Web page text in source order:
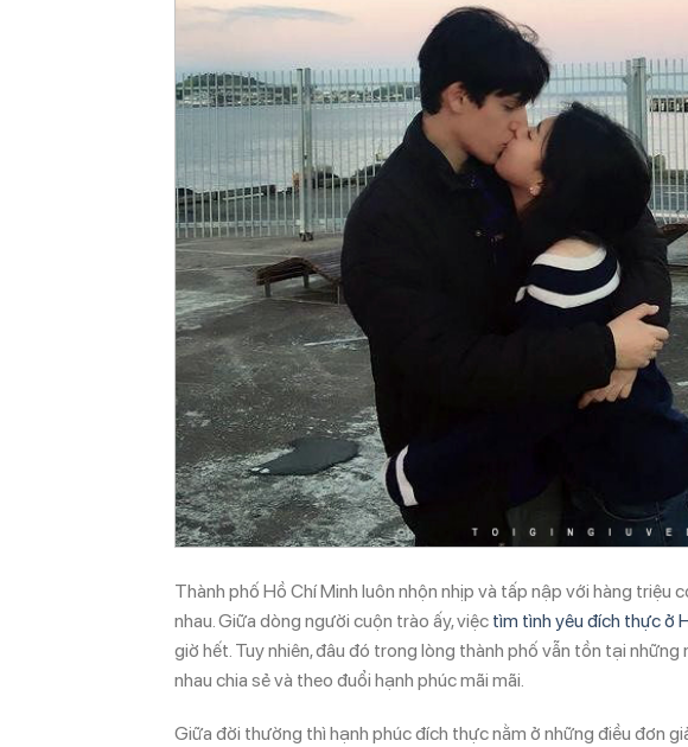
Thành phố Hồ Chí Minh luôn nhộn nhịp và tấp nập với hàng triệu
nhau. Giữa dòng người cuộn trào ấy, việc tìm tình yêu đích thực ở
giờ hết. Tuy nhiên, đâu đó trong lòng thành phố vẫn tồn tại
nhau chia sẻ và theo đuổi hạnh phúc mãi mãi.
Giữa đời thường thì hạnh phúc đích thực nằm ở những điều đơn